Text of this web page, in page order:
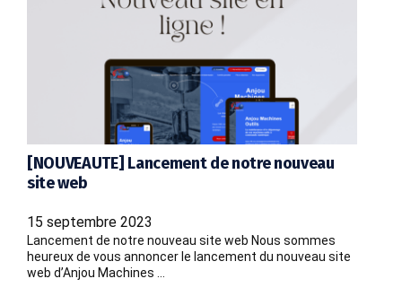
[NOUVEAUTE] Lancement de notre nouveau
site web
15 septembre 2023
Lancement de notre nouveau site web Nous sommes
heureux de vous annoncer le lancement du nouveau site
web d’Anjou Machines …